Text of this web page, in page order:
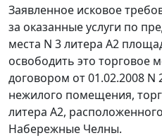
Заявленное исковое
за оказанные услуги по
места N 3 литера А2
освободить это торговое
договором от 01.02.2008 N
нежилого помещения,
литера А2,
Набережные Челны.